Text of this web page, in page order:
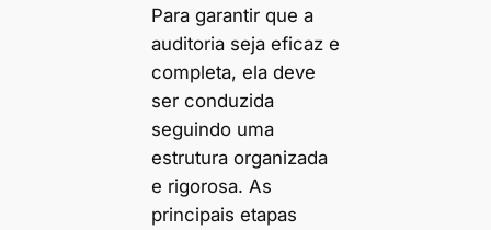
Para garantir que a
auditoria seja eficaz e
completa, ela deve
ser conduzida
seguindo uma
estrutura organizada
e rigorosa. As
principais etapas